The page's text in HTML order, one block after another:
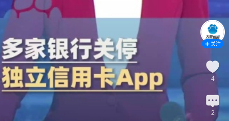
关注
4
2